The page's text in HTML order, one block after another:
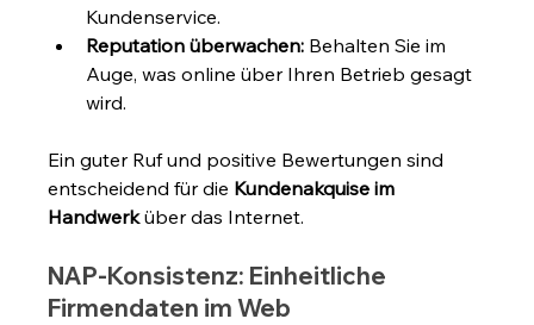
Kundenservice.
Reputation überwachen: Behalten Sie im
Auge, was online über Ihren Betrieb gesagt
wird.
Ein guter Ruf und positive Bewertungen sind
entscheidend für die Kundenakquise im
Handwerk über das Internet.
NAP-Konsistenz: Einheitliche
Firmendaten im Web